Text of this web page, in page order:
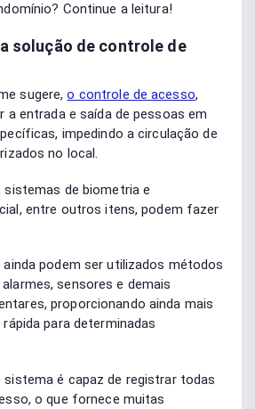
Continue a leitura!
solução de controle de
sugere,o controle de acesso,
a entrada e saída de pessoas em
impedindo a circulação de
no local.
sistemas de biometria e
entre outros itens, podem fazer
ainda podem ser utilizados métodos
sensores e demais
proporcionando ainda mais
para determinadas
sistema é capaz de registrar todas
o que fornece muitas